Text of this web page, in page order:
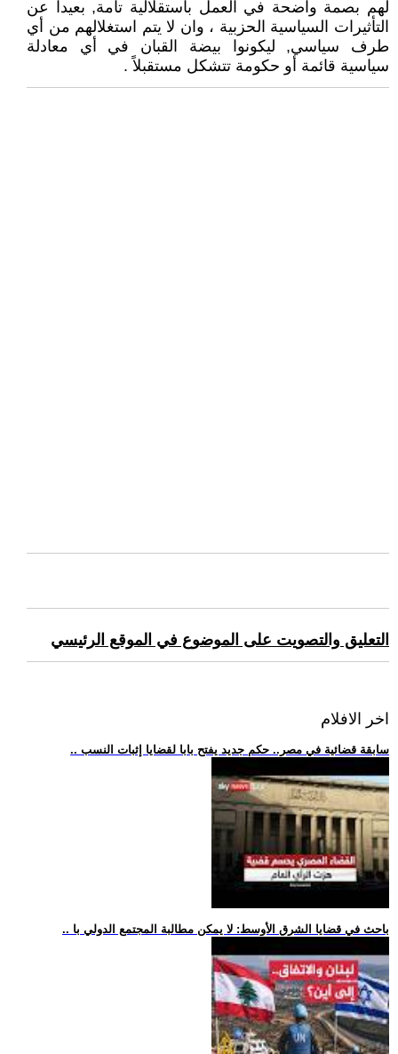
لهم بصمة واضحة في العمل باستقلالية تامة, بعيداً عن
التأثيرات السياسية الحزبية ، وان لا يتم استغلالهم من أي
طرف سياسي, ليكونوا بيضة القبان في أي معادلة
سياسية قائمة أو حكومة تتشكل مستقبلاً .
التعليق والتصويت على الموضوع في الموقع الرئيسي
اخر الافلام
.. سابقة قضائية في مصر.. حكم جديد يفتح بابا لقضايا إثبات النسب
.. باحث في قضايا الشرق الأوسط: لا يمكن مطالبة المجتمع الدولي با